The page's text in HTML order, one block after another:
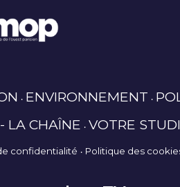
ENVIRONNEMENT
LA CHAÎNE VOTRE
confidentialité Politique des